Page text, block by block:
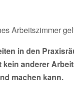
Arbeitszimmer
in den
anderer
machen kann.